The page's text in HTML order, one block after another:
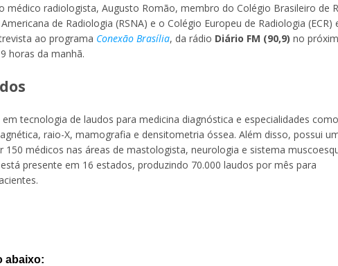
médico radiologista, Augusto Romão, membro do Colégio Brasileiro de
de Radiologia (RSNA) e o Colégio Europeu de Radiologia (ECR)
ao programa Conexão Brasília, da rádio Diário FM (90,9) no
horas da manhã.
tecnologia de laudos para medicina diagnóstica e especialidades como
raio-X, mamografia e densitometria óssea. Além disso, possui
150 médicos nas áreas de mastologista, neurologia e sistema
presente em 16 estados, produzindo 70.000 laudos por mês para
abaixo: